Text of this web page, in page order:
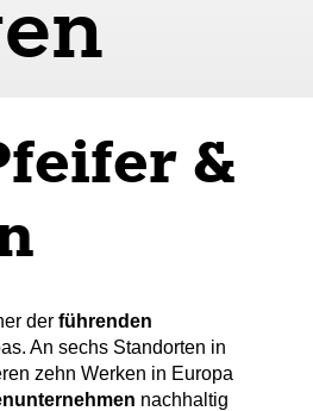
&
der führenden
An sechs Standorten in
zehn Werken in Europa
nachhaltig